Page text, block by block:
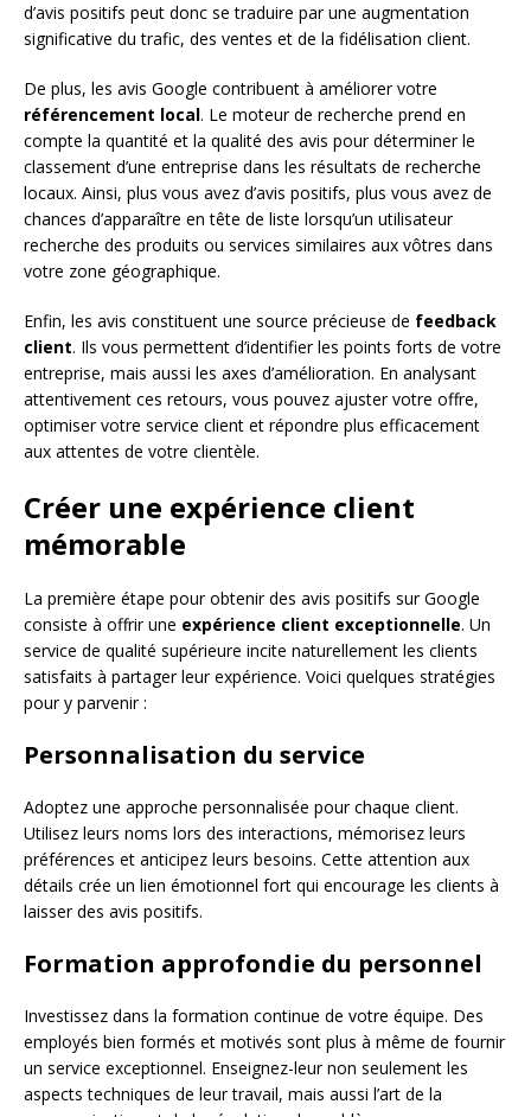
d’avis positifs peut donc se traduire par une augmentation
significative du trafic, des ventes et de la fidélisation client.
De plus, les avis Google contribuent à améliorer votre
référencement local. Le moteur de recherche prend en
compte la quantité et la qualité des avis pour déterminer le
classement d’une entreprise dans les résultats de recherche
locaux. Ainsi, plus vous avez d’avis positifs, plus vous avez de
chances d’apparaître en tête de liste lorsqu’un utilisateur
recherche des produits ou services similaires aux vôtres dans
votre zone géographique.
Enfin, les avis constituent une source précieuse de feedback
client. Ils vous permettent d’identifier les points forts de votre
entreprise, mais aussi les axes d’amélioration. En analysant
attentivement ces retours, vous pouvez ajuster votre offre,
optimiser votre service client et répondre plus efficacement
aux attentes de votre clientèle.
Créer une expérience client
mémorable
La première étape pour obtenir des avis positifs sur Google
consiste à offrir une expérience client exceptionnelle. Un
service de qualité supérieure incite naturellement les clients
satisfaits à partager leur expérience. Voici quelques stratégies
pour y parvenir :
Personnalisation du service
Adoptez une approche personnalisée pour chaque client.
Utilisez leurs noms lors des interactions, mémorisez leurs
préférences et anticipez leurs besoins. Cette attention aux
détails crée un lien émotionnel fort qui encourage les clients à
laisser des avis positifs.
Formation approfondie du personnel
Investissez dans la formation continue de votre équipe. Des
employés bien formés et motivés sont plus à même de fournir
un service exceptionnel. Enseignez-leur non seulement les
aspects techniques de leur travail, mais aussi l’art de la